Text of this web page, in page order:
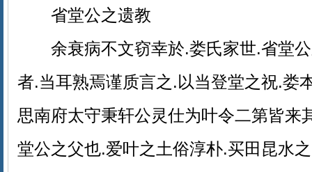
省堂公之遗教
余衰病不文窃幸於.娄氏家世.省堂公
者.当耳熟焉谨质言之.以当登堂之祝.娄
思南府太守秉轩公灵仕为叶令二第皆来
堂公之父也.爱叶之土俗淳朴.买田昆水